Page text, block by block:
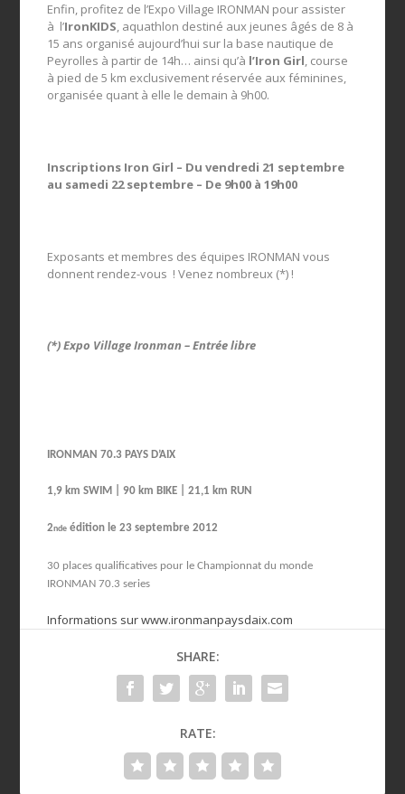
Enfin, profitez de l’Expo Village IRONMAN pour assister
à l’IronKIDS, aquathlon destiné aux jeunes âgés de 8 à
15 ans organisé aujourd’hui sur la base nautique de
Peyrolles à partir de 14h… ainsi qu’à l’Iron Girl, course
à pied de 5 km exclusivement réservée aux féminines,
organisée quant à elle le demain à 9h00.
Inscriptions Iron Girl – Du vendredi 21 septembre
au samedi 22 septembre – De 9h00 à 19h00
Exposants et membres des équipes IRONMAN vous
donnent rendez-vous ! Venez nombreux (*) !
(*) Expo Village Ironman – Entrée libre
IRONMAN 70.3 PAYS D’AIX
1,9 km SWIM | 90 km BIKE | 21,1 km RUN
2nde édition le 23 septembre 2012
30 places qualificatives pour le Championnat du monde
IRONMAN 70.3 series
Informations surwww.ironmanpaysdaix.com
SHARE:
RATE: